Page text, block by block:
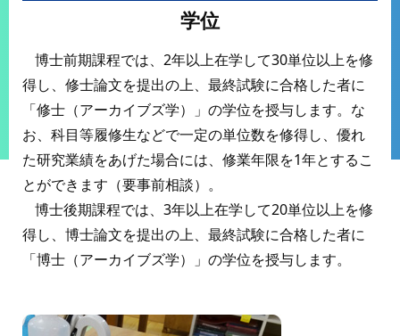
学位
博士前期課程では、2年以上在学して30単位以上を修
得し、修士論文を提出の上、最終試験に合格した者に
「修士（アーカイブズ学）」の学位を授与します。な
お、科目等履修生などで一定の単位数を修得し、優れ
た研究業績をあげた場合には、修業年限を1年とするこ
とができます（要事前相談）。
博士後期課程では、3年以上在学して20単位以上を修
得し、博士論文を提出の上、最終試験に合格した者に
「博士（アーカイブズ学）」の学位を授与します。